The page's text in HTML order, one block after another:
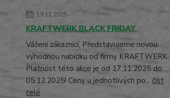
19.11.2025
KRAFTWERK BLACK FRIDAY
Vážení zákaznící, Představujeme novou
výhodnou nabídku od firmy KRAFTWERK.
Platnost této akce je od 17.11.2025 do
05.12.2025! Ceny u jednotlivých po... číst
celé